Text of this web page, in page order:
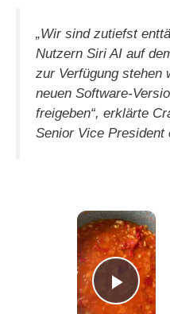
„Wir sind zutiefst
Nutzern Siri AI auf
zur Verfügung stehen
neuen Software-
freigeben“, erklärte
Senior Vice President
×
Play